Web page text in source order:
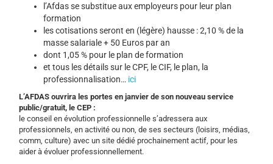
l’Afdas se substitue aux employeurs pour leur plan
formation
les cotisations seront en (légère) hausse : 2,10 % de la
masse salariale + 50 Euros par an
dont 1,05 % pour le plan de formation
et tous lesdétailssur le CPF, le CIF, le plan, la
professionnalisation… ici
L’AFDAS ouvrira les portes en janvier de son nouveau service
public/gratuit, le CEP :
le conseil en évolution professionnelle s’adressera aux
professionnels, en activité ou non, de ses secteurs (loisirs, médias,
comm, culture) avec un site dédié prochainement actif, pour les
aider à évoluer professionnellement.